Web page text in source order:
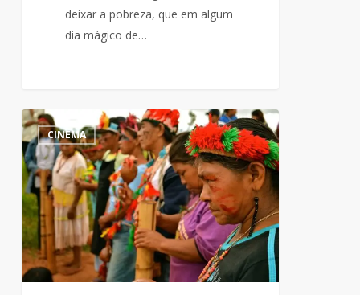
deixar a pobreza, que em algum
dia mágico de…
ONU
Brasil
lança
documentário
‘Mulheres
Indígenas:
Vozes
por
Direitos
CINEMA 1